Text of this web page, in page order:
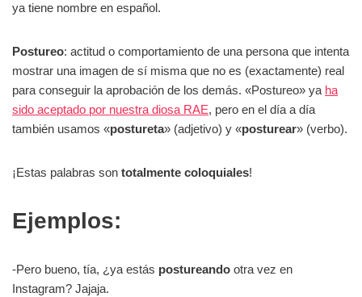
ya tiene nombre en español.
Postureo: actitud o comportamiento de una persona que intenta
mostrar una imagen de sí misma que no es (exactamente) real
para conseguir la aprobación de los demás. «Postureo» ya ha
sido aceptado por nuestra diosa RAE, pero en el día a día
también usamos «postureta» (adjetivo) y «posturear» (verbo).
¡Estas palabras son totalmente coloquiales!
Ejemplos:
-Pero bueno, tía, ¿ya estás postureando otra vez en
Instagram? Jajaja.